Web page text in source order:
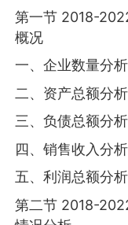
第一节 2018-
概况
一、企业数量分析
二、资产总额分析
三、负债总额分析
四、销售收入分析
五、利润总额分析
第二节 2018-